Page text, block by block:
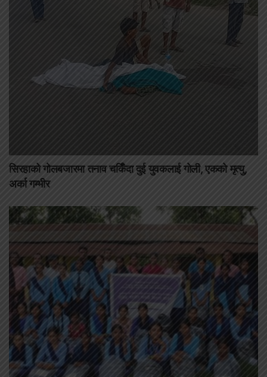
सिरहाको गोलबजारमा तनाव चर्किँदा दुई युवकलाई गोली, एकको मृत्यु,
अर्का गम्भीर